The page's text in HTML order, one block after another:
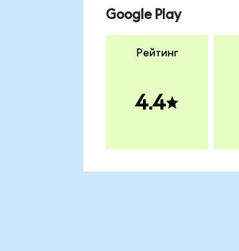
Google Play
Рейтинг
4.4